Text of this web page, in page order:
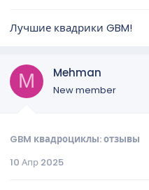
Лучшие квадрики GBM!
M Mehman
New member
GBM квадроциклы: отзывы
10 Апр 2025